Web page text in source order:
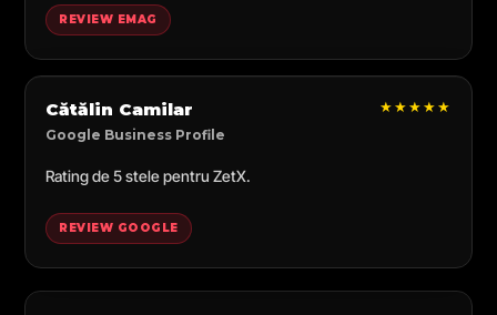
REVIEW EMAG
Cătălin Camilar
Google Business Profile
★★★★★
Rating de 5 stele pentru ZetX.
REVIEW GOOGLE